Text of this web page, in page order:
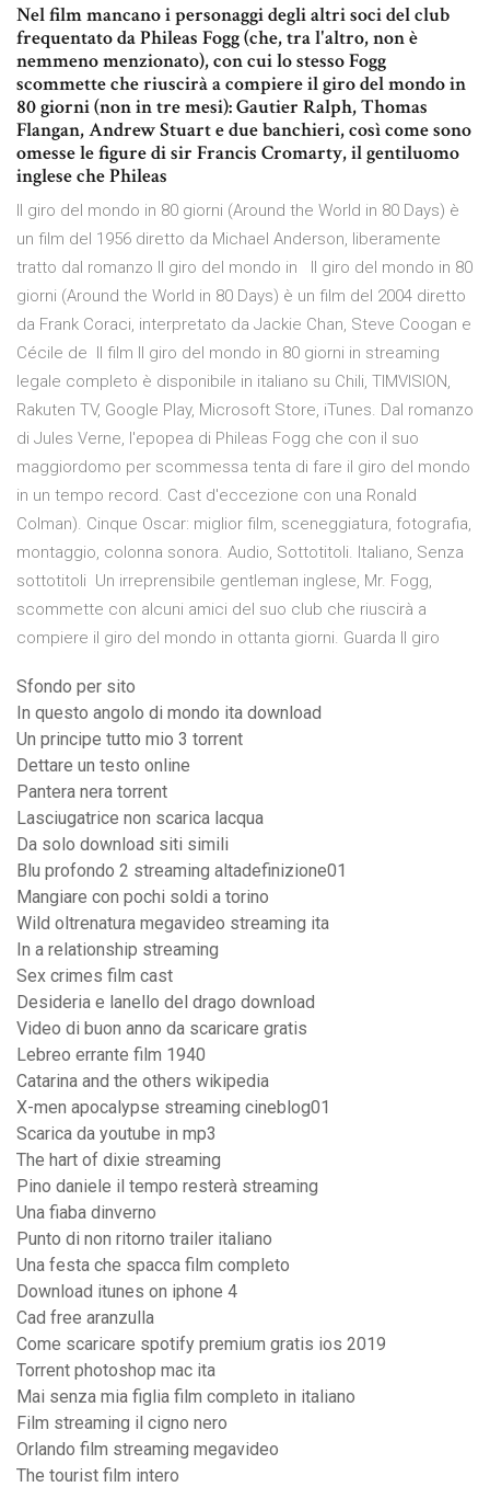
Nel film mancano i personaggi degli altri soci del club
frequentato da Phileas Fogg (che, tra l'altro, non è
nemmeno menzionato), con cui lo stesso Fogg
scommette che riuscirà a compiere il giro del mondo in
80 giorni (non in tre mesi): Gautier Ralph, Thomas
Flangan, Andrew Stuart e due banchieri, così come sono
omesse le figure di sir Francis Cromarty, il gentiluomo
inglese che Phileas
Il giro del mondo in 80 giorni (Around the World in 80 Days) è
un film del 1956 diretto da Michael Anderson, liberamente
tratto dal romanzo Il giro del mondo in Il giro del mondo in 80
giorni (Around the World in 80 Days) è un film del 2004 diretto
da Frank Coraci, interpretato da Jackie Chan, Steve Coogan e
Cécile de Il film Il giro del mondo in 80 giorni in streaming
legale completo è disponibile in italiano su Chili, TIMVISION,
Rakuten TV, Google Play, Microsoft Store, iTunes. Dal romanzo
di Jules Verne, l'epopea di Phileas Fogg che con il suo
maggiordomo per scommessa tenta di fare il giro del mondo
in un tempo record. Cast d'eccezione con una Ronald
Colman). Cinque Oscar: miglior film, sceneggiatura, fotografia,
montaggio, colonna sonora. Audio, Sottotitoli. Italiano, Senza
sottotitoli Un irreprensibile gentleman inglese, Mr. Fogg,
scommette con alcuni amici del suo club che riuscirà a
compiere il giro del mondo in ottanta giorni. Guarda Il giro
Sfondo per sito
In questo angolo di mondo ita download
Un principe tutto mio 3 torrent
Dettare un testo online
Pantera nera torrent
Lasciugatrice non scarica lacqua
Da solo download siti simili
Blu profondo 2 streaming altadefinizione01
Mangiare con pochi soldi a torino
Wild oltrenatura megavideo streaming ita
In a relationship streaming
Sex crimes film cast
Desideria e lanello del drago download
Video di buon anno da scaricare gratis
Lebreo errante film 1940
Catarina and the others wikipedia
X-men apocalypse streaming cineblog01
Scarica da youtube in mp3
The hart of dixie streaming
Pino daniele il tempo resterà streaming
Una fiaba dinverno
Punto di non ritorno trailer italiano
Una festa che spacca film completo
Download itunes on iphone 4
Cad free aranzulla
Come scaricare spotify premium gratis ios 2019
Torrent photoshop mac ita
Mai senza mia figlia film completo in italiano
Film streaming il cigno nero
Orlando film streaming megavideo
The tourist film intero